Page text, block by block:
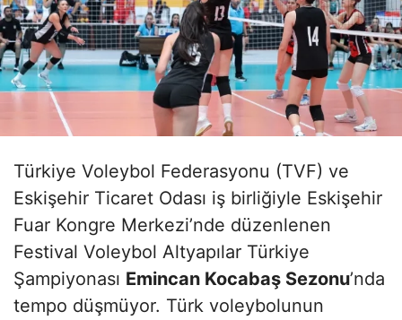
Türkiye Voleybol Federasyonu (TVF) ve
Eskişehir Ticaret Odası iş birliğiyle Eskişehir
Fuar Kongre Merkezi’nde düzenlenen
Festival Voleybol Altyapılar Türkiye
Şampiyonası Emincan Kocabaş Sezonu’nda
tempo düşmüyor. Türk voleybolunun